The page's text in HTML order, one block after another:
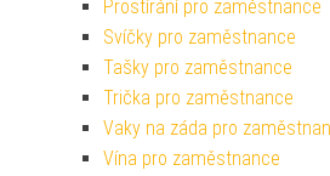
Prostírání pro zaměstnance
Svíčky pro zaměstnance
Tašky pro zaměstnance
Trička pro zaměstnance
Vaky na záda pro
Vína pro zaměstnance